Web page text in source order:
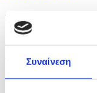
Συναίνεση
πριν 9 ώρες
Πολλαπλά
πριν 9 ώρες